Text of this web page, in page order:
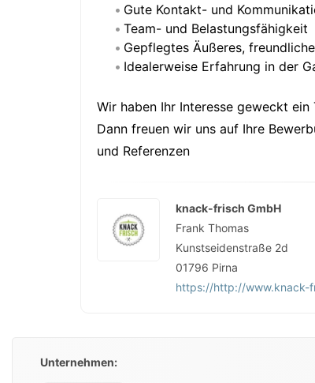
Gute Kontakt- und
Team- und Belastungsfähigkeit
Gepflegtes Äußeres,
Idealerweise Erfahrung in der
Wir haben Ihr Interesse geweckt
Dann freuen wir uns auf Ihre
und Referenzen
knack-frisch GmbH
Frank Thomas
Kunstseidenstraße 2d
01796 Pirna
https://http://www.knack-
Unternehmen: